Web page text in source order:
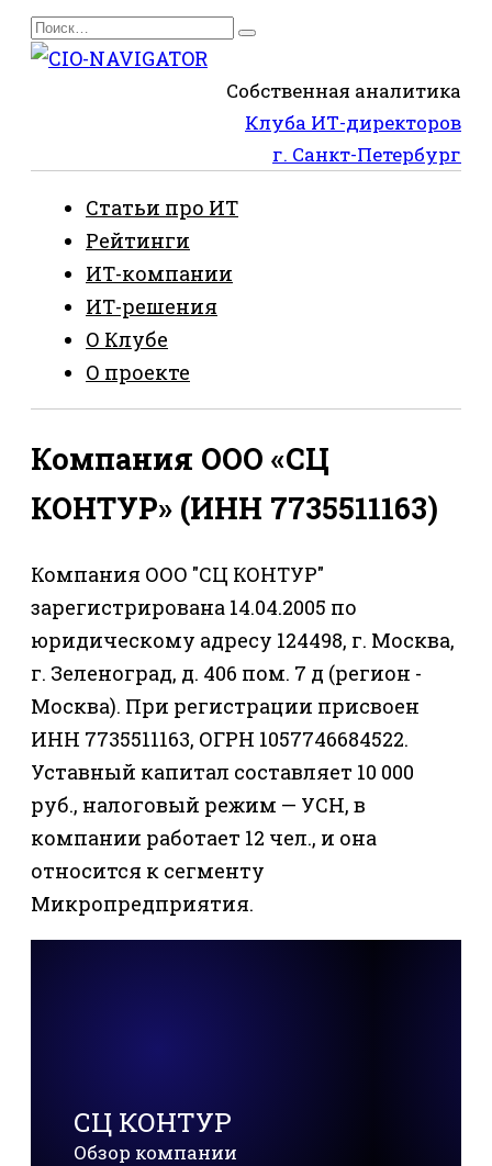
Перейти
к
Search
for:
Собственная аналитика
Клуба ИТ-директоров
г. Санкт-Петербург
Статьи про ИТ
Рейтинги
ИТ-компании
ИТ-решения
О Клубе
О проекте
Компания ООО «СЦ
КОНТУР» (ИНН 7735511163)
Компания ООО "СЦ КОНТУР"
зарегистрирована 14.04.2005 по
юридическому адресу 124498, г. Москва,
г. Зеленоград, д. 406 пом. 7 д (регион -
Москва). При регистрации присвоен
ИНН 7735511163, ОГРН 1057746684522.
Уставный капитал составляет 10 000
руб., налоговый режим — УСН, в
компании работает 12 чел., и она
относится к сегменту
Микропредприятия.
СЦ КОНТУР
Обзор компании